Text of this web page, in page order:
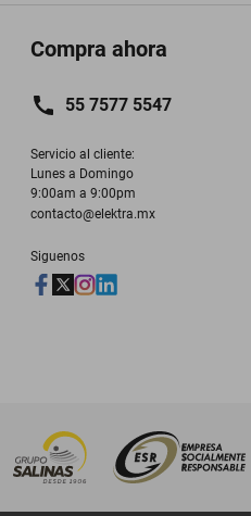
Compra ahora
55 7577 5547
Servicio al cliente:
Lunes a Domingo
9:00am a 9:00pm
contacto@elektra.mx
Siguenos